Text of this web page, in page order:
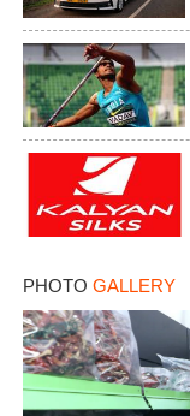
PHOTO GALLERY